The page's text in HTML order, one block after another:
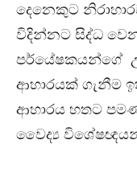
දෙනෙකුට
විදින්නට සිද්ධ
පර්යේෂකයන්ගේ
ආහාරයක් ගැනීම
ආහාරය හතට
වෛද්‍ය